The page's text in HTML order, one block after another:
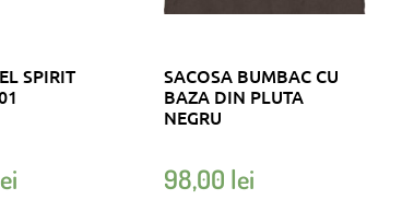
SPIRIT
SACOSA BUMBAC CU
BAZA DIN PLUTA
NEGRU
98,00 lei